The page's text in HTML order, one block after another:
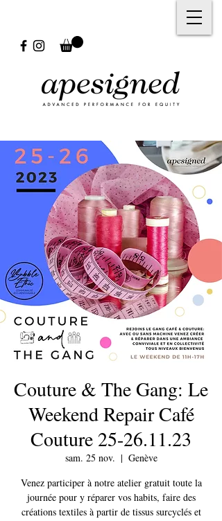
Couture & The Gang: Le
Weekend Repair Café
Couture 25-26.11.23
sam. 25 nov.
  |
Genève
Venez participer à notre atelier gratuit toute la
journée pour y réparer vos habits, faire des
créations textiles à partir de tissus surcyclés et